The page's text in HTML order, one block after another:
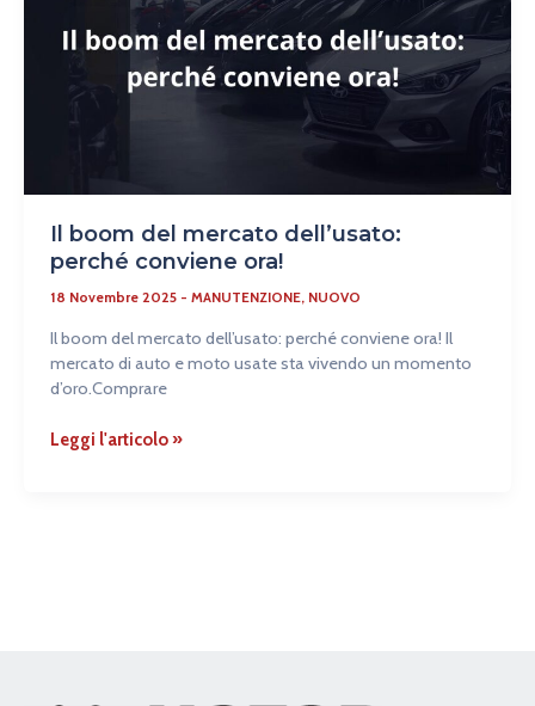
Il boom del mercato dell’usato:
perché conviene ora!
18 Novembre 2025 - MANUTENZIONE, NUOVO
Il boom del mercato dell’usato: perché conviene ora! Il
mercato di auto e moto usate sta vivendo un momento
d’oro.Comprare
dell’usato:
perché
conviene
ora!
Leggi l'articolo »